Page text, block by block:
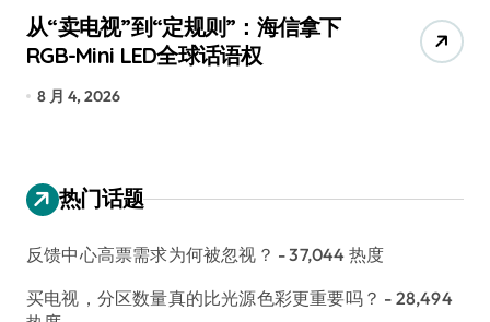
从“卖电视”到“定规则”：海信拿下
RGB-Mini LED全球话语权
8 月 4, 2026
热门话题
反馈中心高票需求为何被忽视？ - 37,044 热度
买电视，分区数量真的比光源色彩更重要吗？ - 28,494